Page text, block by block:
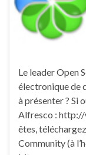
Le leader Open
électronique de
à présenter ? Si
Alfresco : http://
êtes,
Community (à